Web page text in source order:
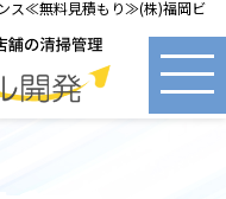
ス≪無料見積もり≫(株)福岡ビ